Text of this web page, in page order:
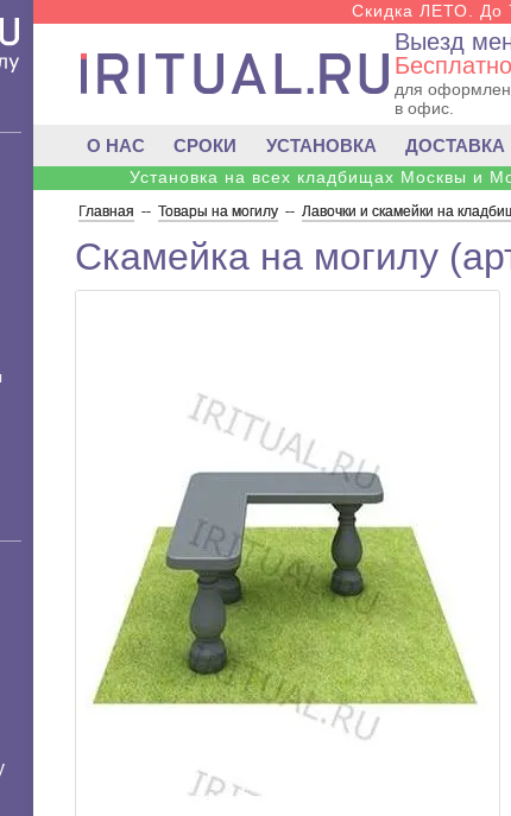
Скидка ЛЕТО. До
Выезд
Бесплатно
для
в офис.
О НАС СРОКИ УСТАНОВКА ДОСТАВКА
Установка на всех кладбищах Москвы и
Главная -- Товары на могилу -- Лавочки и скамейки на
Скамейка на могилу